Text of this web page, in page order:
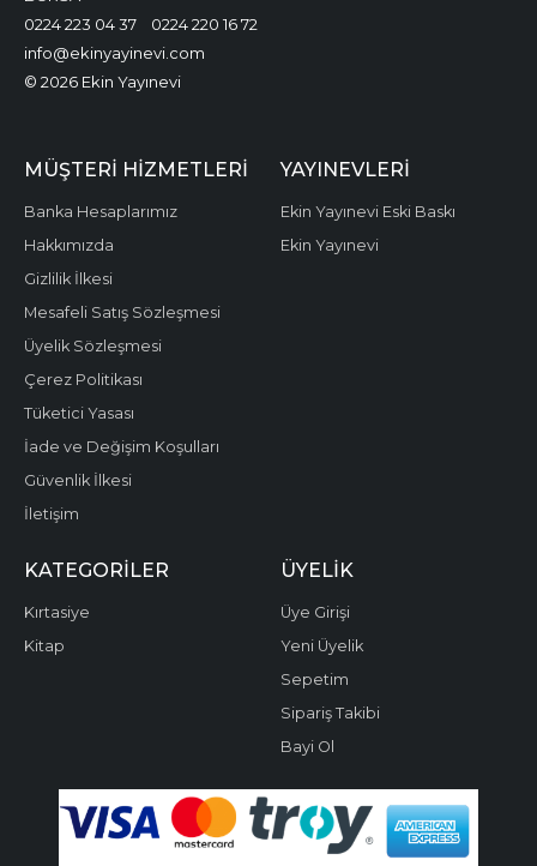
0224 223 04 37
0224 220 16 72
info@ekinyayinevi.com
© 2026 Ekin Yayınevi
MÜŞTERI HIZMETLERI
Banka Hesaplarımız
Hakkımızda
Gizlilik İlkesi
Mesafeli Satış Sözleşmesi
Üyelik Sözleşmesi
Çerez Politikası
Tüketici Yasası
İade ve Değişim Koşulları
Güvenlik İlkesi
İletişim
YAYINEVLERI
Ekin Yayınevi Eski Baskı
Ekin Yayınevi
KATEGORILER
Kırtasiye
Kitap
ÜYELIK
Üye Girişi
Yeni Üyelik
Sepetim
Sipariş Takibi
Bayi Ol